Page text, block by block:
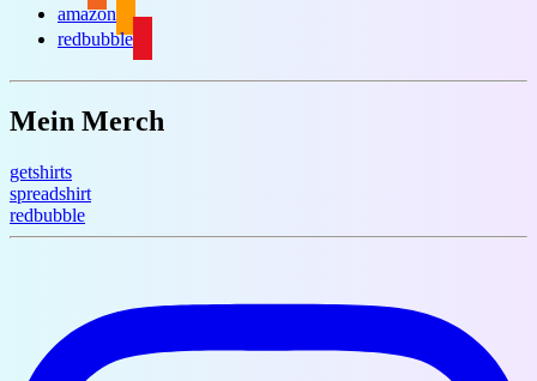
amazon
redbubble
Mein Merch
getshirts
spreadshirt
redbubble